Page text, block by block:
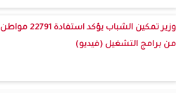
وزير تمكين الشباب يؤكد استفادة 22791 مواطن
من برامج التشغيل (فيديو)